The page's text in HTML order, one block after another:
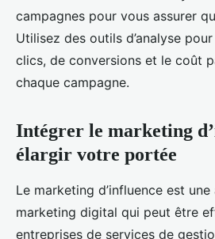
campagnes pour vous assurer
Utilisez des outils d’analyse
clics, de conversions et le coût
chaque campagne.
Intégrer le marketing
élargir votre portée
Le marketing d’influence est
marketing digital qui peut être
entreprises de services de